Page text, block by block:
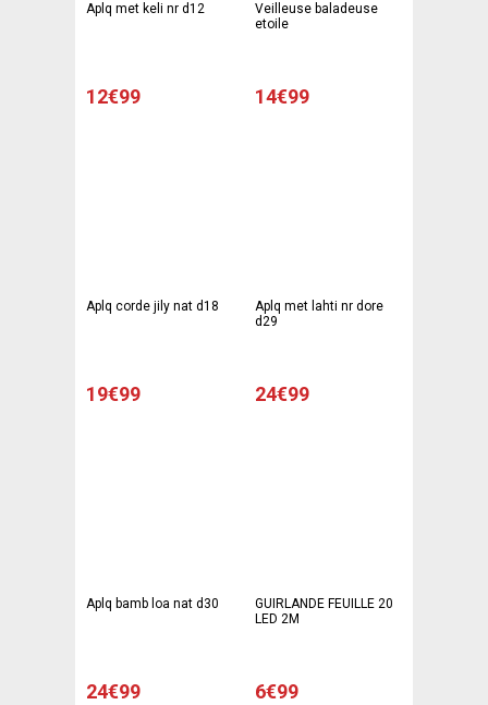
Aplq met keli nr d12
12€99
Veilleuse baladeuse
etoile
14€99
Aplq corde jily nat d18
19€99
Aplq met lahti nr dore
d29
24€99
Aplq bamb loa nat d30
24€99
GUIRLANDE FEUILLE 20
LED 2M
6€99